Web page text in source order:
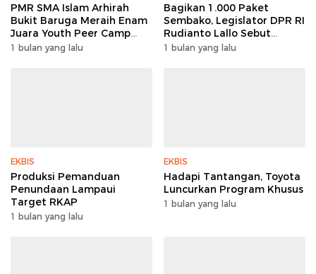
PMR SMA Islam Arhirah
Bukit Baruga Meraih Enam
Juara Youth Peer Camp
2026
1 bulan yang lalu
Bagikan 1.000 Paket
Sembako, Legislator DPR RI
Rudianto Lallo Sebut
Kepercayaan Publik Ke
1 bulan yang lalu
EKBIS
Produksi Pemanduan
Penundaan Lampaui
Target RKAP
1 bulan yang lalu
EKBIS
Hadapi Tantangan, Toyota
Luncurkan Program Khusus
1 bulan yang lalu